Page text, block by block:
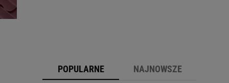
POPULARNE NAJNOWSZE